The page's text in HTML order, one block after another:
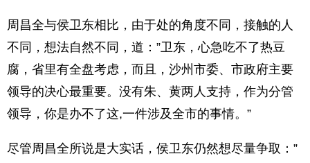
周昌全与侯卫东相比，由于处的角度不同，接触的人
不同，想法自然不同，道：”卫东，心急吃不了热豆
腐，省里有全盘考虑，而且，沙州市委、市政府主要
领导的决心最重要。没有朱、黄两人支持，作为分管
领导，你是办不了这,一件涉及全市的事情。”
尽管周昌全所说是大实话，侯卫东仍然想尽量争取：”